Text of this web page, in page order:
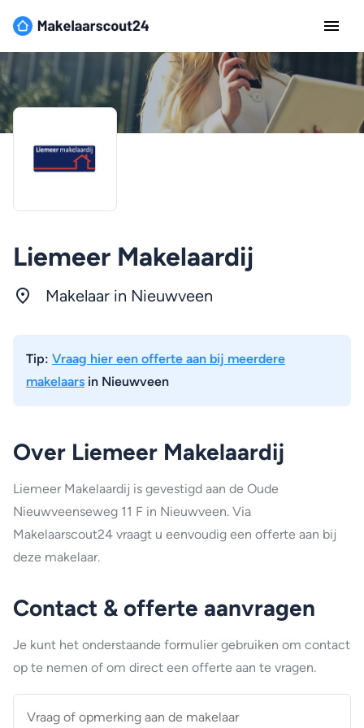
Liemeer Makelaardij
Makelaar in Nieuwveen
Tip: Vraag hier een offerte aan bij meerdere
makelaars in Nieuwveen
Over Liemeer Makelaardij
Liemeer Makelaardij is gevestigd aan de Oude
Nieuwveenseweg 11 F in Nieuwveen. Via
Makelaarscout24 vraagt u eenvoudig een offerte aan bij
deze makelaar.
Contact & offerte aanvragen
Je kunt het onderstaande formulier gebruiken om contact
op te nemen of om direct een offerte aan te vragen.